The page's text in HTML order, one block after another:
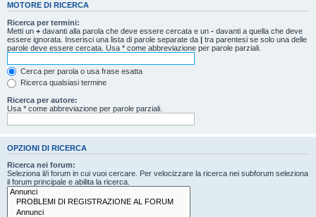
MOTORE DI RICERCA
Ricerca per termini:
Metti un + davanti alla parola che deve essere cercata e un - davanti a quella che deve
essere ignorata. Inserisci una lista di parole separate da | tra parentesi se solo una delle
parole deve essere cercata. Usa * come abbreviazione per parole parziali.
Cerca per parola o usa frase esatta
Ricerca qualsiasi termine
Ricerca per autore:
Usa * come abbreviazione per parole parziali.
OPZIONI DI RICERCA
Ricerca nei forum:
Seleziona il/i forum in cui vuoi cercare. Per velocizzare la ricerca nei subforum seleziona
il forum principale e abilita la ricerca.